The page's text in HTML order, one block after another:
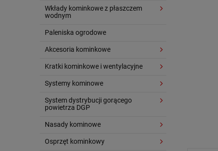
Wkłady kominkowe z płaszczem
wodnym
Paleniska ogrodowe
Akcesoria kominkowe
Kratki kominkowe i wentylacyjne
Systemy kominowe
System dystrybucji gorącego
powietrza DGP
Nasady kominowe
Osprzęt kominkowy